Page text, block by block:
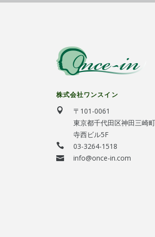
株式会社ワンスイン
〒101-0061
東京都千代田区神田三崎
寺西ビル5F
03-3264-1518
info@once-in.com